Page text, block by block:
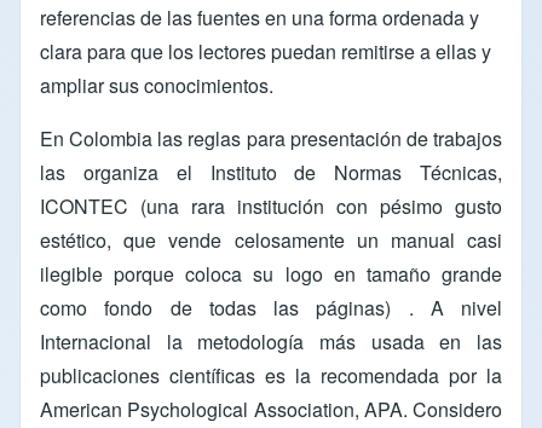
referencias de las fuentes en una forma ordenada y
clara para que los lectores puedan remitirse a ellas y
ampliar sus conocimientos.
En Colombia las reglas para presentación de trabajos
las organiza el Instituto de Normas Técnicas,
ICONTEC (una rara institución con pésimo gusto
estético, que vende celosamente un manual casi
ilegible porque coloca su logo en tamaño grande
como fondo de todas las páginas) . A nivel
Internacional la metodología más usada en las
publicaciones científicas es la recomendada por la
American Psychological Association, APA. Considero